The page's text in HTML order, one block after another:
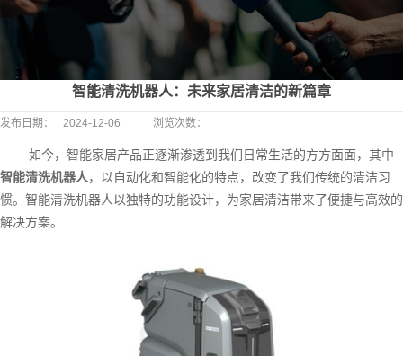
智能清洗机器人：未来家居清洁的新篇章
发布日期： 2024-12-06 浏览次数：
如今，智能家居产品正逐渐渗透到我们日常生活的方方面面，其中
智能清洗机器人，以自动化和智能化的特点，改变了我们传统的清洁习
惯。智能清洗机器人以独特的功能设计，为家居清洁带来了便捷与高效的
解决方案。